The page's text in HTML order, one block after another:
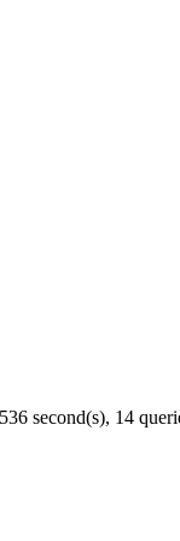
second(s), 14